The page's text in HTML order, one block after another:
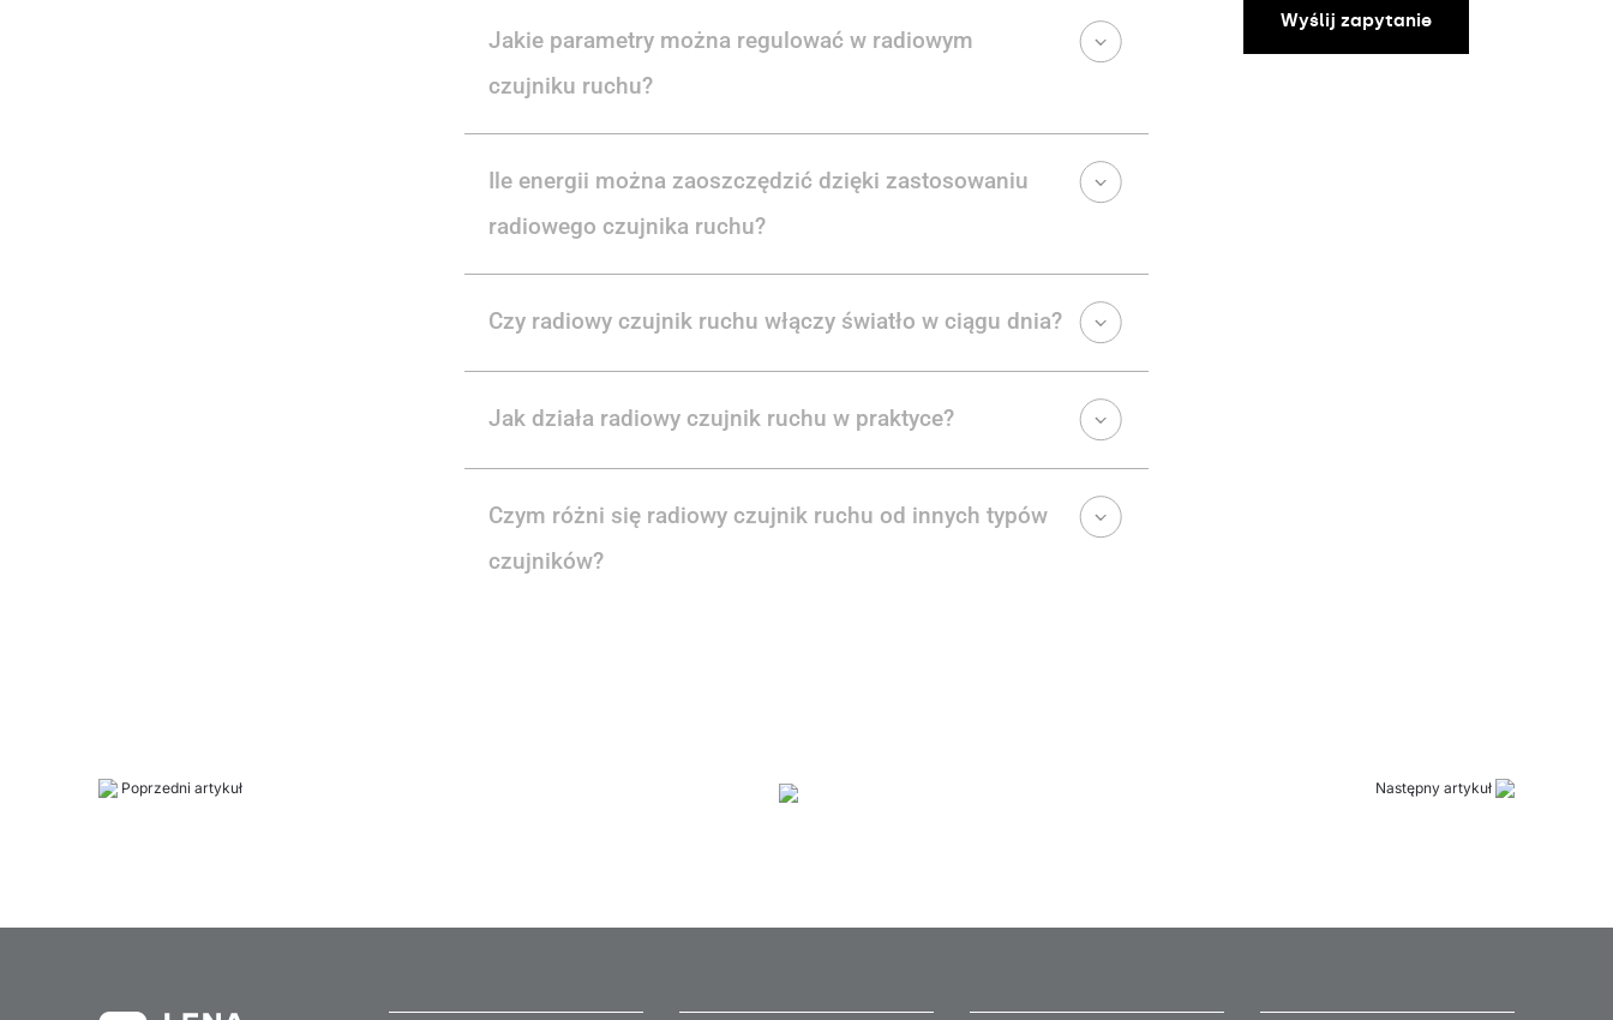
Jakie parametry można regulować w radiowym
czujniku ruchu?
Ile energii można zaoszczędzić dzięki zastosowaniu
radiowego czujnika ruchu?
Czy radiowy czujnik ruchu włączy światło w ciągu dnia?
Jak działa radiowy czujnik ruchu w praktyce?
Czym różni się radiowy czujnik ruchu od innych typów
czujników?
Wyślij zapytanie
Poprzedni artykuł Następny artykuł